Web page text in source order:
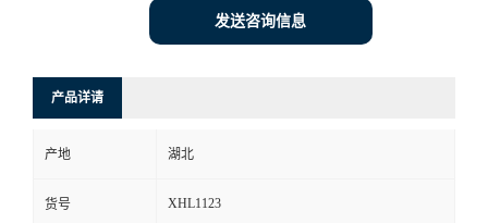
发送咨询信息
产品详请
产地 湖北
货号 XHL1123